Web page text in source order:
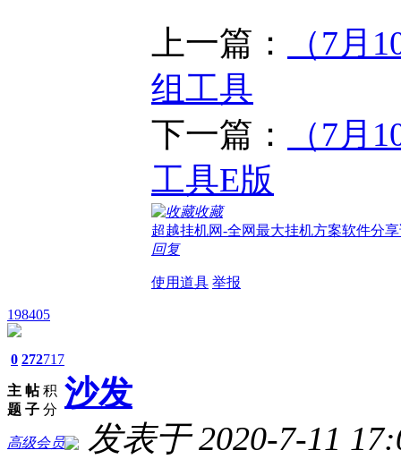
上一篇：
（7月
组工具
下一篇：
（7月
工具E版
收藏
超越挂机网-全网最大挂机方案软件分
回复
使用道具 举报
198405
0
主
题
272
帖
子
717
积
分
高级会员
沙发
发表于 2020-7-11